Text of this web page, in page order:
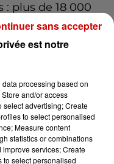
: plus de 18 000
en juillet 2026,
en France : quel
?
est notre
processing based on
and/or access
select advertising; Create
to select personalised
Measure content
statistics or combinations
services; Create
to select personalised
sans accepter